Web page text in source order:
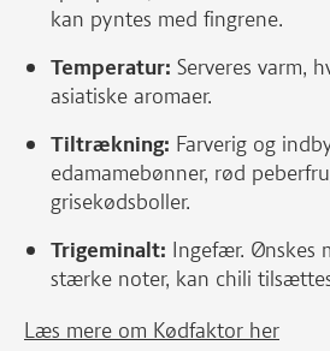
kan pyntes med fingrene.
Temperatur: Serveres varm,
asiatiske aromaer.
Tiltrækning: Farverig og
edamamebønner, rød
grisekødsboller.
Trigeminalt: Ingefær. Ønskes
stærke noter, kan chili
Læs mere om Kødfaktor her